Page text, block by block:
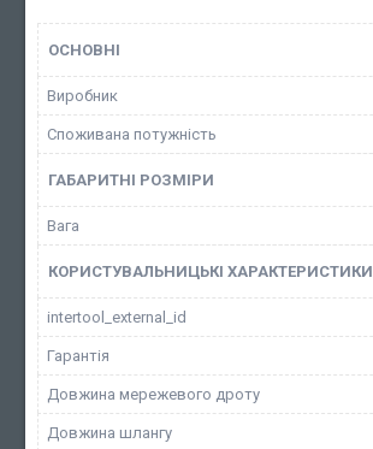
ОСНОВНІ
Виробник
Споживана потужність
ГАБАРИТНІ РОЗМІРИ
Вага
КОРИСТУВАЛЬНИЦЬКІ ХАРАКТЕРИСТИКИ
intertool_external_id
Гарантія
Довжина мережевого дроту
Довжина шлангу